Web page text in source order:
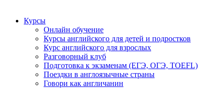
Курсы
Онлайн обучение
Курсы английского для детей и подростков
Курс английского для взрослых
Разговорный клуб
Подготовка к экзаменам (ЕГЭ, ОГЭ, TOEFL)
Поездки в англоязычные страны
Говори как англичанин